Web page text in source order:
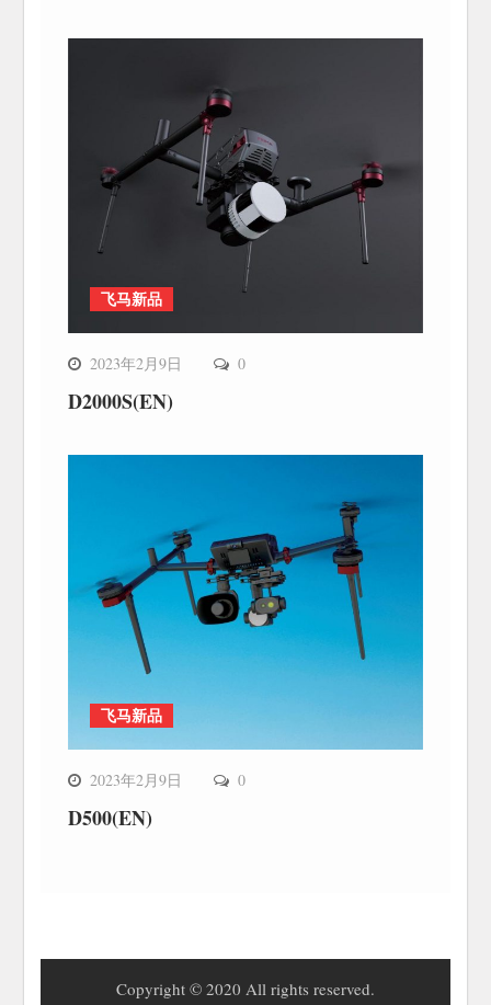
飞马新品
2023年2月9日 0
D2000S(EN)
飞马新品
2023年2月9日 0
D500(EN)
Copyright © 2020 All rights reserved.